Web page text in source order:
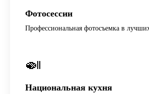
Фотосессии
Профессиональная фотосъемка в
🍛
Национальная кухня